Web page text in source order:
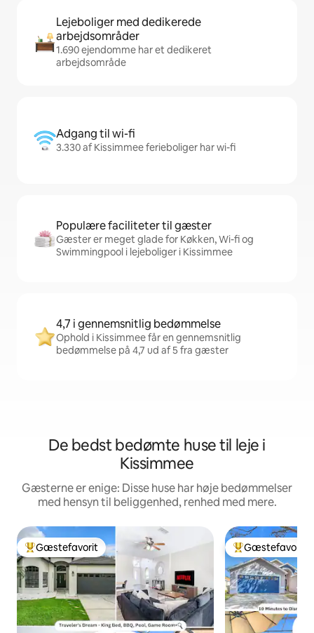
Lejeboliger med dedikerede
arbejdsområder
1.690 ejendomme har et dedikeret
arbejdsområde
Adgang til wi-fi
3.330 af Kissimmee ferieboliger har wi-fi
Populære faciliteter til gæster
Gæster er meget glade for Køkken, Wi-fi og
Swimmingpool i lejeboliger i Kissimmee
4,7 i gennemsnitlig bedømmelse
Ophold i Kissimmee får en gennemsnitlig
bedømmelse på 4,7 ud af 5 fra gæster
De bedst bedømte huse til leje i
Kissimmee
Gæsterne er enige: Disse huse har høje bedømmelser
med hensyn til beliggenhed, renhed med mere.
Bedste gæstefavorit
Gæstefavorit Bedste
Gæstefavorit